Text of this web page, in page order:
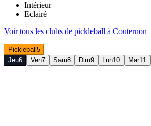
Intérieur
Eclairé
Voir tous les clubs de pickleball à Couternon
Pickleball 5
Jeu6 Ven7 Sam8 Dim9 Lun10 Mar11